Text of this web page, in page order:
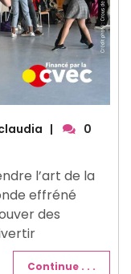
|
0
l’art de la
effréné
des
Continue . . .